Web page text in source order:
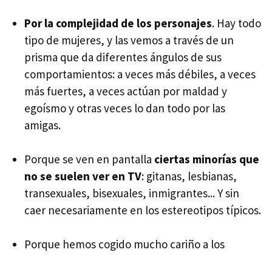
Por la complejidad de los personajes. Hay todo
tipo de mujeres, y las vemos a través de un
prisma que da diferentes ángulos de sus
comportamientos: a veces más débiles, a veces
más fuertes, a veces actúan por maldad y
egoísmo y otras veces lo dan todo por las
amigas.
Porque se ven en pantalla ciertas minorías que
no se suelen ver en TV: gitanas, lesbianas,
transexuales, bisexuales, inmigrantes... Y sin
caer necesariamente en los estereotipos típicos.
Porque hemos cogido mucho cariño a los